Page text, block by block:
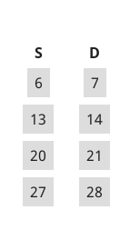
S
D
6
7
13
14
20
21
27
28